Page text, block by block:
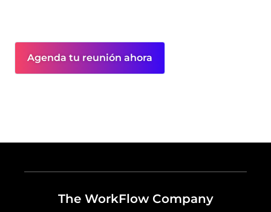
Agenda tu reunión ahora
The WorkFlow Company